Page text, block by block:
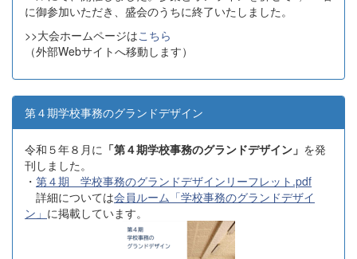
に御参加いただき、盛会のうちに終了いたしました。
>>大会ホームページはこちら
（外部Webサイトへ移動します）
第４期学校事務のグランドデザイン
令和５年８月に 「第４期学校事務のグランドデザイン」 を発
刊しました。
・ 第４期 学校事務のグランドデザインリーフレット.pdf
詳細については会員ルーム「学校事務のグランドデザイ
ン」 に掲載しています。